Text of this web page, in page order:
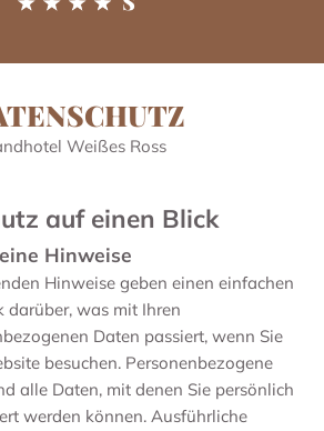
Weißes Ross
auf einen Blick
Hinweise
Hinweise geben einen einfachen
darüber, was mit Ihren
Daten passiert, wenn Sie
besuchen. Personenbezogene
alle Daten, mit denen Sie persönlich
werden können. Ausführliche